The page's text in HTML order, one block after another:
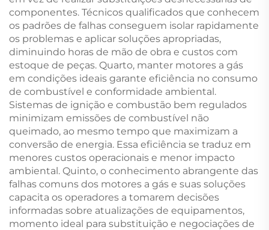
componentes. Técnicos qualificados que conhecem
os padrões de falhas conseguem isolar rapidamente
os problemas e aplicar soluções apropriadas,
diminuindo horas de mão de obra e custos com
estoque de peças. Quarto, manter motores a gás
em condições ideais garante eficiência no consumo
de combustível e conformidade ambiental.
Sistemas de ignição e combustão bem regulados
minimizam emissões de combustível não
queimado, ao mesmo tempo que maximizam a
conversão de energia. Essa eficiência se traduz em
menores custos operacionais e menor impacto
ambiental. Quinto, o conhecimento abrangente das
falhas comuns dos motores a gás e suas soluções
capacita os operadores a tomarem decisões
informadas sobre atualizações de equipamentos,
momento ideal para substituição e negociações de